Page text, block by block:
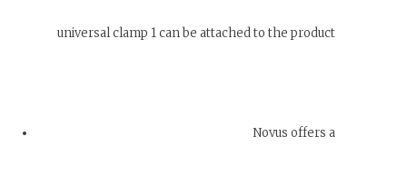
universal clamp 1 can be attached to the product
Novus offers a